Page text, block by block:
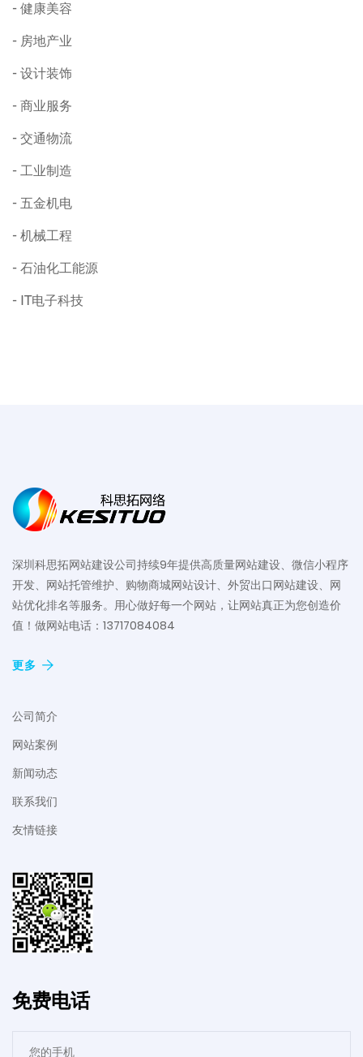
健康美容
房地产业
设计装饰
商业服务
交通物流
工业制造
五金机电
机械工程
石油化工能源
IT电子科技
深圳科思拓网站建设公司持续9年提供高质量网站建设、微信小程序
开发、网站托管维护、购物商城网站设计、外贸出口网站建设、网
站优化排名等服务。用心做好每一个网站，让网站真正为您创造价
值！做网站电话：13717084084
更多
公司简介
网站案例
新闻动态
联系我们
友情链接
免费电话